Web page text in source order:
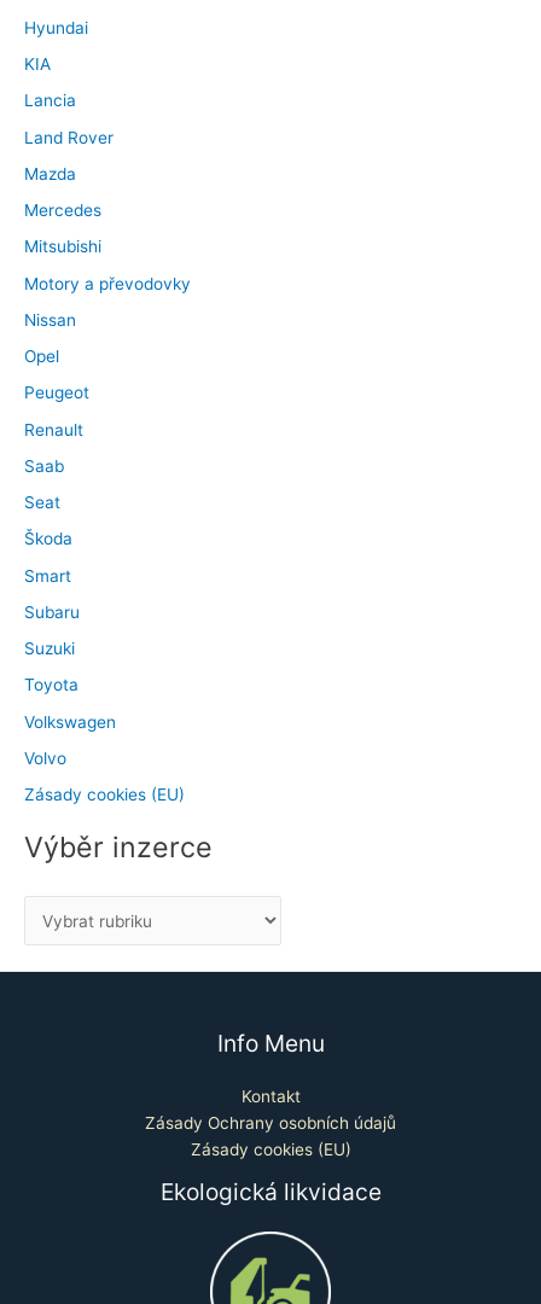
Hyundai
KIA
Lancia
Land Rover
Mazda
Mercedes
Mitsubishi
Motory a převodovky
Nissan
Opel
Peugeot
Renault
Saab
Seat
Škoda
Smart
Subaru
Suzuki
Toyota
Volkswagen
Volvo
Zásady cookies (EU)
Výběr inzerce
Info Menu
Kontakt
Zásady Ochrany osobních údajů
Zásady cookies (EU)
Ekologická likvidace